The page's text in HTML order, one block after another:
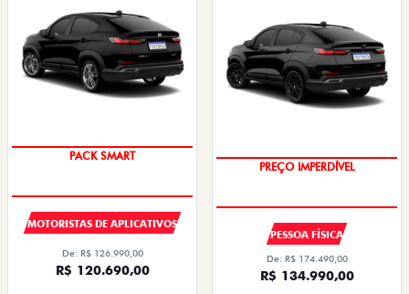
PACK SMART
MOTORISTAS DE APLICATIVOS
De: R$ 126.990,00
R$ 120.690,00
PREÇO IMPERDÍVEL
PESSOA FÍSICA
De: R$ 174.490,00
R$ 134.990,00